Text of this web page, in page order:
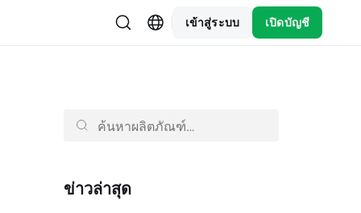
เข้าสู่ระบบ เปิดบัญชี
ข่าวล่าสุด